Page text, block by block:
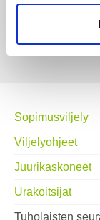
Sopimusviljely
Viljelyohjeet
Juurikaskoneet
Urakoitsijat
Tuholaisten